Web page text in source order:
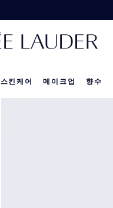
스킨케어 메이크업 향수